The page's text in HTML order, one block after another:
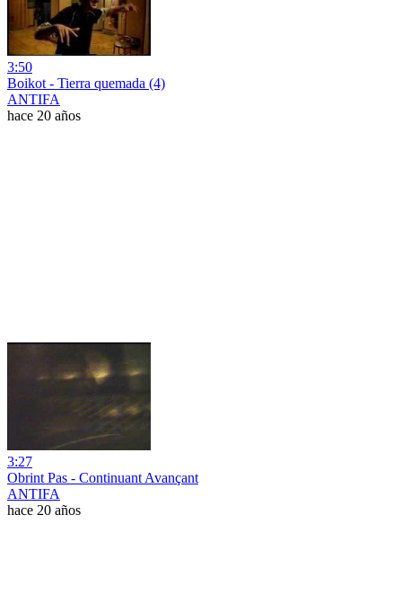
3:50
Boikot - Tierra quemada (4)
ANTIFA
hace 20 años
3:27
Obrint Pas - Continuant Avançant
ANTIFA
hace 20 años